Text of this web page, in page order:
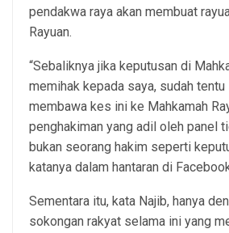
pendakwa raya akan membuat
Rayuan.
“Sebaliknya jika keputusan di
memihak kepada saya, sudah tentu
membawa kes ini ke Mahkamah
penghakiman yang adil oleh panel
bukan seorang hakim seperti
katanya dalam hantaran di
Sementara itu, kata Najib, hanya
sokongan rakyat selama ini yang